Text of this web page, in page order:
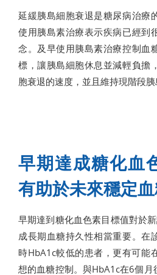
延緩胰島細胞衰退是糖尿病治療
使用胰島素治療表示疾病已經到
念。及早使用胰島素治療控制血
標，讓胰島細胞休息並減輕負擔
胞衰退的速度，並且維持現階段胰
早期達成糖化血
有助於未來穩定
早期達到糖化血色素目標值對於
成長期血糖持久性相當重要。在
時HbA1c較低的患者，更有可能
想的血糖控制。與HbA1c在6個月